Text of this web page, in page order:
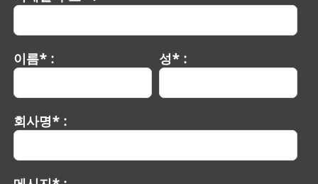
이름* : 성* :
회사명* :